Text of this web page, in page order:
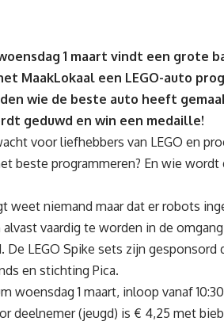
1 maart vindt een grote
MaakLokaal een LEGO-auto
wie de beste auto heeft
geduwd en win een medaille!
voor liefhebbers van LEGO en
beste programmeren? En wie
weet niemand maar dat er robots
vaardig te worden in de
LEGO Spike sets zijn gesponsord
en stichting Pica.
woensdag 1 maart, inloop vanaf
deelnemer (jeugd) is € 4,25 met